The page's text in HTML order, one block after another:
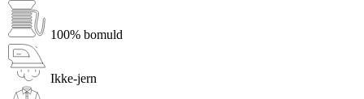
100% bomuld
Ikke-jern